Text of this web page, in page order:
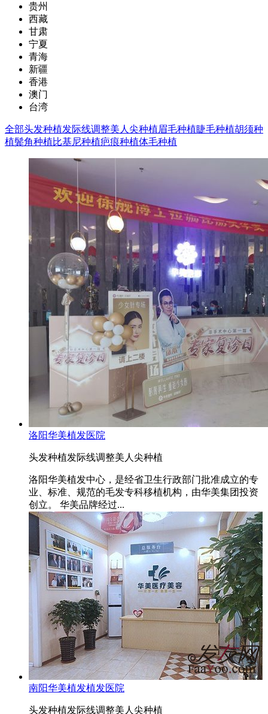
贵州
西藏
甘肃
宁夏
青海
新疆
香港
澳门
台湾
全部头发种植发际线调整美人尖种植眉毛种植睫毛种植胡须种
植鬓角种植比基尼种植疤痕种植体毛种植
洛阳华美植发医院
头发种植发际线调整美人尖种植
洛阳华美植发中心，是经省卫生行政部门批准成立的专
业、标准、规范的毛发专科移植机构，由华美集团投资
创立。 华美品牌经过...
南阳华美植发植发医院
头发种植发际线调整美人尖种植